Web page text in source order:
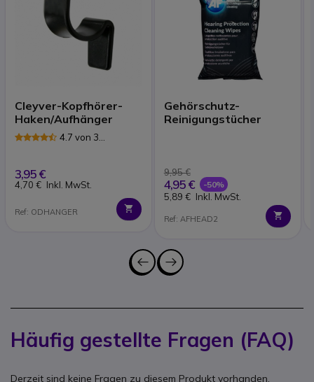
Cleyver-Kopfhörer-
Haken/Aufhänger
4.7 von 3
3,95 €
4,70 € Inkl. MwSt.
Ref: ODHANGER
Gehörschutz-
Reinigungstücher
9,95 €
4,95 € -50%
5,89 € Inkl. MwSt.
Ref: AFHEAD2
Häufig gestellte Fragen (FAQ)
Derzeit sind keine Fragen zu diesem Produkt vorhanden.